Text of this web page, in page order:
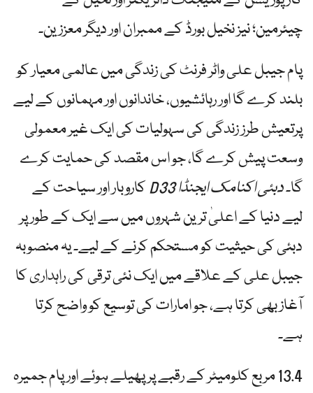
چیئرمین؛ نیز نخیل بورڈ کے ممبران اور دیگر معززین۔
پام جیبل علی واٹر فرنٹ کی زندگی میں عالمی معیار کو
بلند کرے گا اور رہائشیوں، خاندانوں اور مہمانوں کے لیے
پرتعیش طرز زندگی کی سہولیات کی ایک غیر معمولی
وسعت پیش کرے گا، جو اس مقصد کی حمایت کرے
گا۔دبئی اکنامک ایجنڈا D33
کاروبار اور سیاحت کے
لیے دنیا کے اعلیٰ ترین شہروں میں سے ایک کے طور پر
دبئی کی حیثیت کو مستحکم کرنے کے لیے۔ یہ منصوبہ
جیبل علی کے علاقے میں ایک نئی ترقی کی راہداری کا
آغاز بھی کرتا ہے، جو امارات کی توسیع کو واضح کرتا
ہے۔
13.4 مربع کلومیٹر کے رقبے پر پھیلے ہوئے اور پام جمیرہ